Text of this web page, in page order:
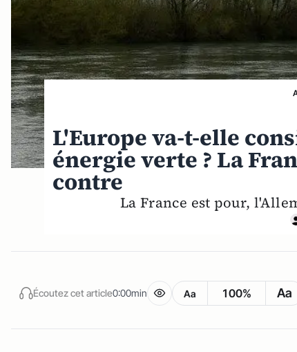
L'Europe va-t-elle
énergie verte ? La
contre
La France est pour,
Écoutez cet article0:00min Aa 100% Aa